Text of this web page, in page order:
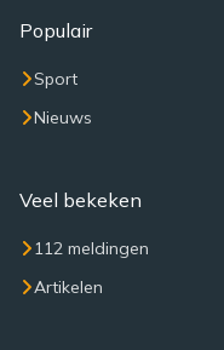
Populair
Sport
Nieuws
Veel bekeken
112 meldingen
Artikelen